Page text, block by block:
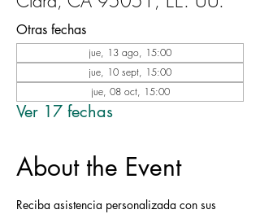
Otras fechas
jue, 13 ago, 15:00
jue, 10 sept, 15:00
jue, 08 oct, 15:00
Ver 17 fechas
About the Event
Reciba asistencia personalizada con sus